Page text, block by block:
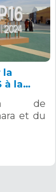
la
à la
de
et du